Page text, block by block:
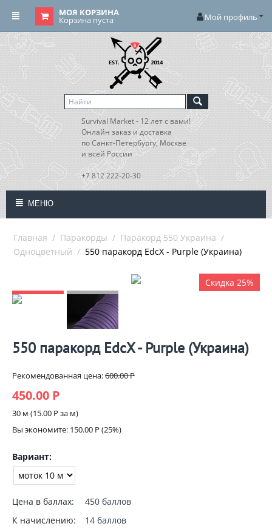
МОЯ КОРЗИНА
Корзина пуста Мой профиль
Survival Market - 12 лет с вами!
Онлайн заказ и доставка
по Санкт-Петербургу, Москве
и всей России
+7 812 222-20-30
МЕНЮ
Главная / Паракорды / Паракорд 550 Украина /
Одноцветный / 550 паракорд EdcX - Purple (Украина)
Скидка 25%
550 паракорд EdcX - Purple (Украина)
Рекомендованная цена:600.00Р
450.00 Р
30 м (15.00 Р за м)
Вы экономите: 150.00 Р (25%)
Вариант:
Цена в баллах:
450 баллов
К начислению:
14 баллов